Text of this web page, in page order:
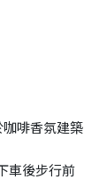
啡香氛建築
車後步行前